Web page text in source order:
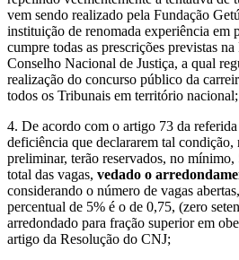
vem sendo realizado pela Fundação
instituição de renomada experiência em
cumpre todas as prescrições previstas
Conselho Nacional de Justiça, a qual
realização do concurso público da
todos os Tribunais em território nacional;
4. De acordo com o artigo 73 da
deficiência que declararem tal
preliminar, terão reservados, no
total das vagas, vedado o
considerando o número de vagas
percentual de 5% é o de 0,75, (zero
arredondado para fração superior em
artigo da Resolução do CNJ;